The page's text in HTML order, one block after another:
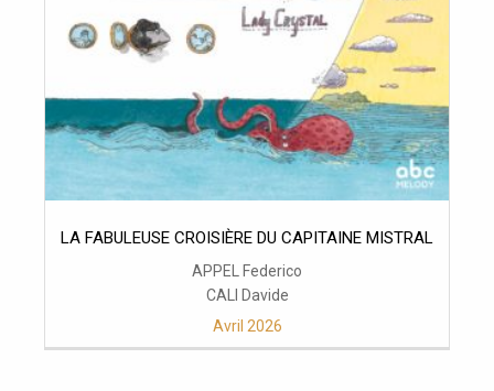
LA FABULEUSE CROISIÈRE DU CAPITAINE MISTRAL
APPEL Federico
CALI Davide
Avril 2026